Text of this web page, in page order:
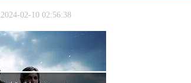
2024-02-10 02:56:38